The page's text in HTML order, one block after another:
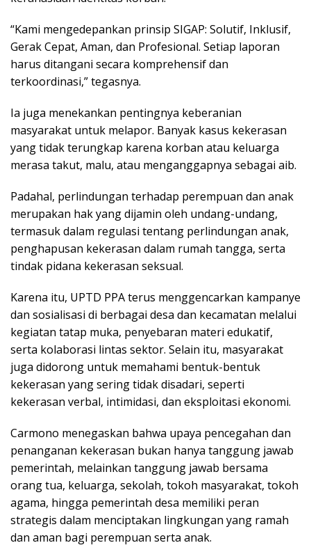
“Kami mengedepankan prinsip SIGAP: Solutif, Inklusif,
Gerak Cepat, Aman, dan Profesional. Setiap laporan
harus ditangani secara komprehensif dan
terkoordinasi,” tegasnya.
Ia juga menekankan pentingnya keberanian
masyarakat untuk melapor. Banyak kasus kekerasan
yang tidak terungkap karena korban atau keluarga
merasa takut, malu, atau menganggapnya sebagai aib.
Padahal, perlindungan terhadap perempuan dan anak
merupakan hak yang dijamin oleh undang-undang,
termasuk dalam regulasi tentang perlindungan anak,
penghapusan kekerasan dalam rumah tangga, serta
tindak pidana kekerasan seksual.
Karena itu, UPTD PPA terus menggencarkan kampanye
dan sosialisasi di berbagai desa dan kecamatan melalui
kegiatan tatap muka, penyebaran materi edukatif,
serta kolaborasi lintas sektor. Selain itu, masyarakat
juga didorong untuk memahami bentuk-bentuk
kekerasan yang sering tidak disadari, seperti
kekerasan verbal, intimidasi, dan eksploitasi ekonomi.
Carmono menegaskan bahwa upaya pencegahan dan
penanganan kekerasan bukan hanya tanggung jawab
pemerintah, melainkan tanggung jawab bersama
orang tua, keluarga, sekolah, tokoh masyarakat, tokoh
agama, hingga pemerintah desa memiliki peran
strategis dalam menciptakan lingkungan yang ramah
dan aman bagi perempuan serta anak.